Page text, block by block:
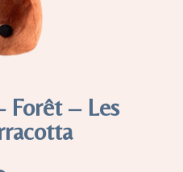
Forêt – Les